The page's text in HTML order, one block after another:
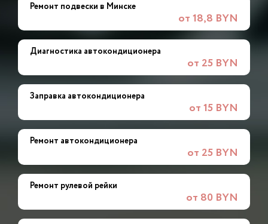
Ремонт подвески в Минске
от 18,8 BYN
Диагностика автокондиционера
от 25 BYN
Заправка автокондиционера
от 15 BYN
Ремонт автокондиционера
от 25 BYN
Ремонт рулевой рейки
от 80 BYN